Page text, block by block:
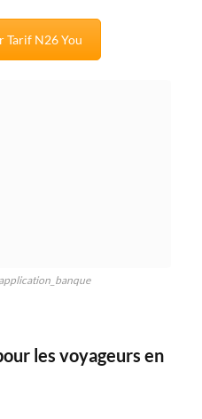
Tarif N26 You
les voyageurs en